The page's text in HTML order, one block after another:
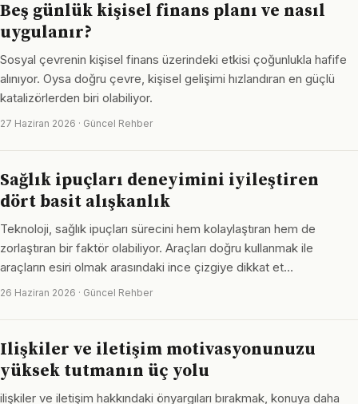
Beş günlük kişisel finans planı ve nasıl
uygulanır?
Sosyal çevrenin kişisel finans üzerindeki etkisi çoğunlukla hafife
alınıyor. Oysa doğru çevre, kişisel gelişimi hızlandıran en güçlü
katalizörlerden biri olabiliyor.
27 Haziran 2026 · Güncel Rehber
Sağlık ipuçları deneyimini iyileştiren
dört basit alışkanlık
Teknoloji, sağlık ipuçları sürecini hem kolaylaştıran hem de
zorlaştıran bir faktör olabiliyor. Araçları doğru kullanmak ile
araçların esiri olmak arasındaki ince çizgiye dikkat et…
26 Haziran 2026 · Güncel Rehber
Ilişkiler ve iletişim motivasyonunuzu
yüksek tutmanın üç yolu
ilişkiler ve iletişim hakkındaki önyargıları bırakmak, konuya daha